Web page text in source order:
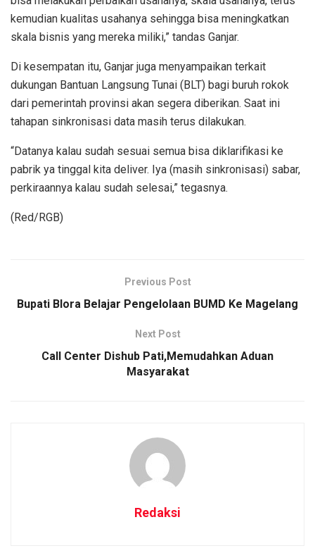
kemudian kualitas usahanya sehingga bisa meningkatkan
skala bisnis yang mereka miliki,” tandas Ganjar.
Di kesempatan itu, Ganjar juga menyampaikan terkait
dukungan Bantuan Langsung Tunai (BLT) bagi buruh rokok
dari pemerintah provinsi akan segera diberikan. Saat ini
tahapan sinkronisasi data masih terus dilakukan.
“Datanya kalau sudah sesuai semua bisa diklarifikasi ke
pabrik ya tinggal kita deliver. Iya (masih sinkronisasi) sabar,
perkiraannya kalau sudah selesai,” tegasnya.
(Red/RGB)
Previous Post
Bupati Blora Belajar Pengelolaan BUMD Ke Magelang
Next Post
Call Center Dishub Pati,Memudahkan Aduan
Masyarakat
Redaksi